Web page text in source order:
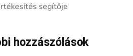
segítője
hozzászólások